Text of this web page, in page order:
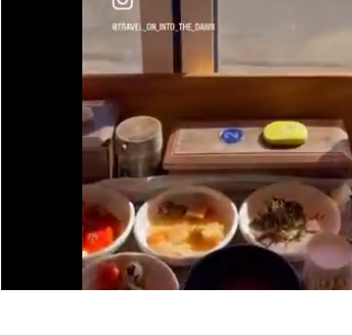
:
100.00%